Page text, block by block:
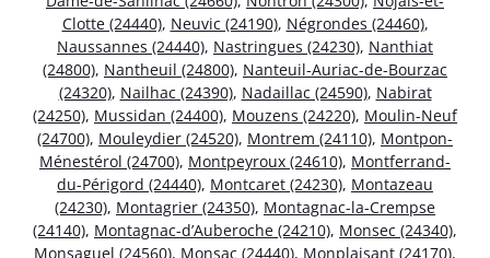
Clotte (24440), Neuvic (24190), Négrondes (24460),
Naussannes (24440), Nastringues (24230), Nanthiat
(24800), Nantheuil (24800), Nanteuil-Auriac-de-Bourzac
(24320), Nailhac (24390), Nadaillac (24590), Nabirat
(24250), Mussidan (24400), Mouzens (24220), Moulin-Neuf
(24700), Mouleydier (24520), Montrem (24110), Montpon-
Ménestérol (24700), Montpeyroux (24610), Montferrand-
du-Périgord (24440), Montcaret (24230), Montazeau
(24230), Montagrier (24350), Montagnac-la-Crempse
(24140), Montagnac-d’Auberoche (24210), Monsec (24340),
Monsaguel (24560), Monsac (24440), Monplaisant (24170),